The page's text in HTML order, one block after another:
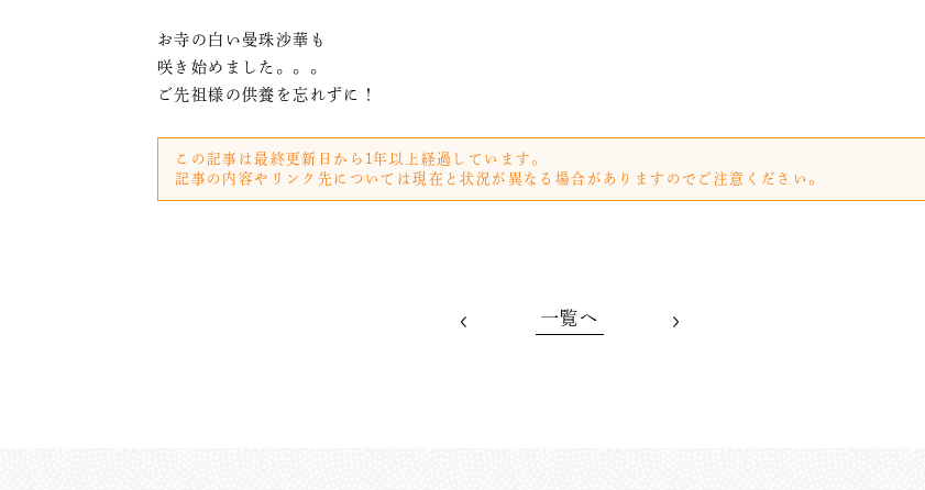
お寺の白い曼珠沙華も
咲き始めました。。。
ご先祖様の供養を忘れずに！
この記事は最終更新日から1年以上経過しています。
記事の内容やリンク先については現在と状況が異なる場合がありますのでご注意ください。
一覧へ